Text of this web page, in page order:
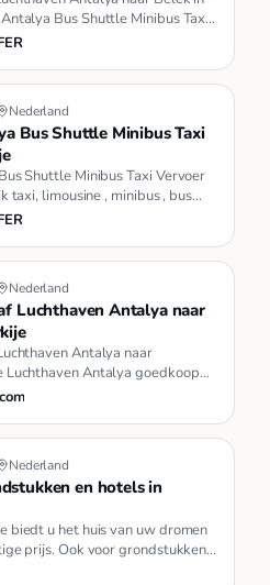
Bus Shuttle Minibus Taxi
Nederland
Bus Shuttle Minibus Taxi
Shuttle Minibus Taxi Vervoer
taxi, limousine , minibus , bus
Nederland
Luchthaven Antalya naar
Antalya naar
Luchthaven Antalya goedkoop
perso…
Nederland
en hotels in
biedt u het huis van uw dromen
prijs. Ook voor grondstukken